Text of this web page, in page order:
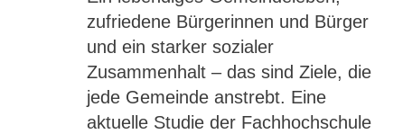
zufriedene Bürgerinnen und Bürger
und ein starker sozialer
Zusammenhalt – das sind Ziele, die
jede Gemeinde anstrebt. Eine
aktuelle Studie der Fachhochschule